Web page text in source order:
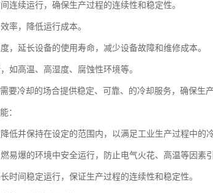
连续运行，确保生产过程的连续性和稳定性。
率，降低运行成本。
，延长设备的使用寿命，减少设备故障和维修成本。
如高温、高湿度、腐蚀性环境等。
要冷却的场合提供稳定、可靠、的冷却服务，确保生
：
低并保持在设定的范围内，以满足工业生产过程中的冷
易爆的环境中安全运行，防止电气火花、高温等因素
时间稳定运行，保证生产过程的连续性和稳定性。